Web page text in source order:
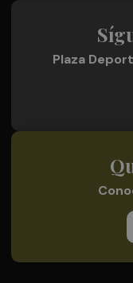
Plaza